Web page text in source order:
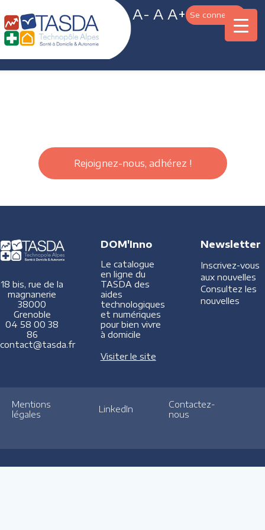
A- A A+ Se connecter
Rejoignez-nous, adhérez !
18 bis, rue de la
magnanerie
38000
Grenoble
04 58 00 38
86
contact@tasda.fr
DOM'Inno
Le catalogue
en ligne du
TASDA des
aides
technologiques
et numériques
pour bien vivre
à domicile
Visiter le site
Newsletter
Inscrivez-vous
aux nouvelles
Consultez les
nouvelles
Mentions
légales
LinkedIn
Contactez-
nous